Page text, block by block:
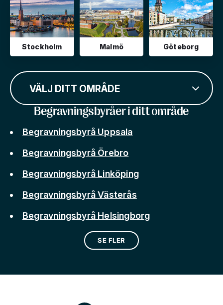
Stockholm Malmö Göteborg
VÄLJ DITT OMRÅDE
Begravningsbyråer i ditt område
Begravningsbyrå Uppsala
Begravningsbyrå Örebro
Begravningsbyrå Linköping
Begravningsbyrå Västerås
Begravningsbyrå Helsingborg
SE FLER